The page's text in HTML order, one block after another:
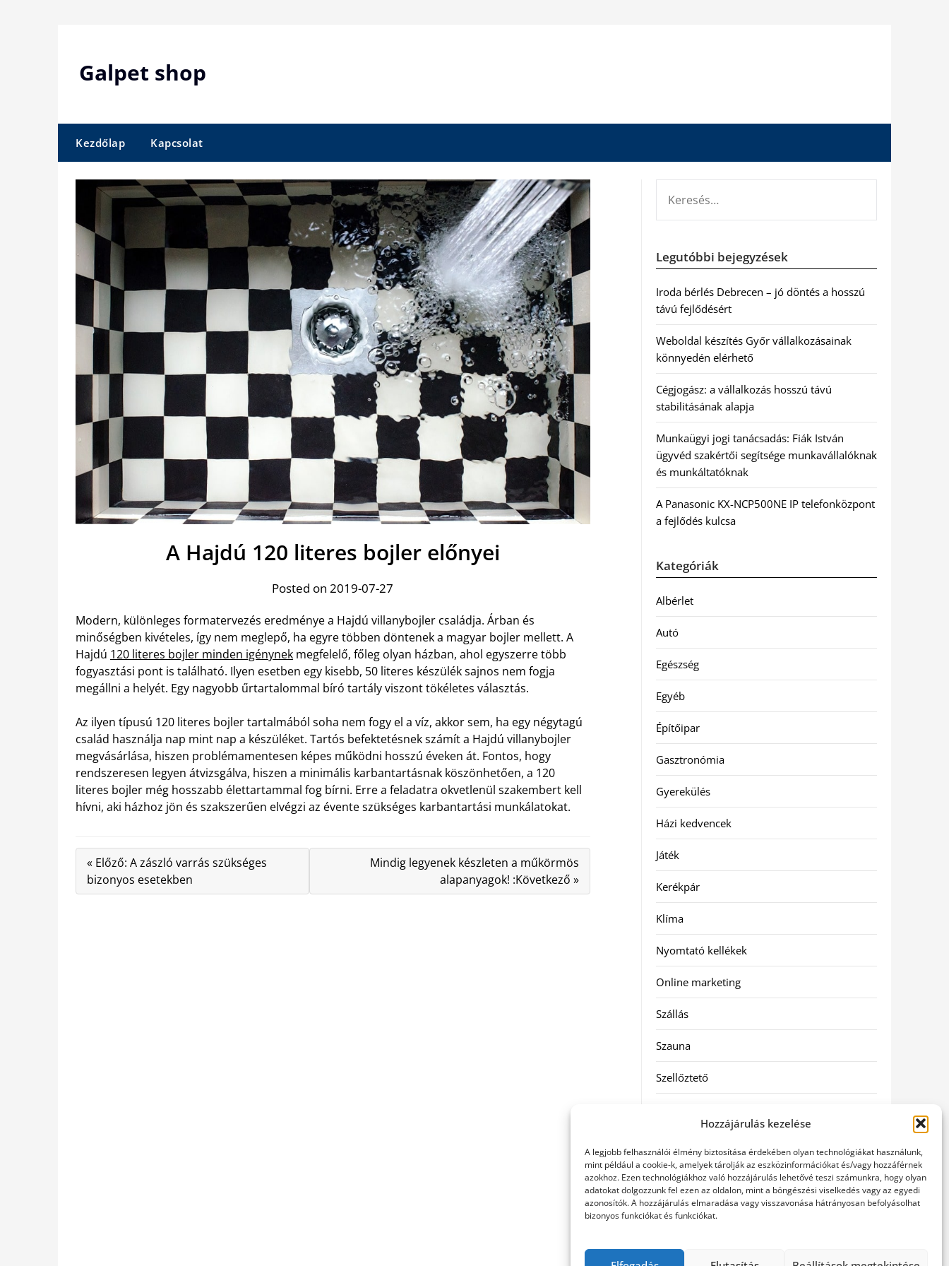
Hozzájárulás kezelése
A legjobb felhasználói élmény biztosítása érdekében olyan technológiákat használunk,
mint például a cookie-k, amelyek tárolják az eszközinformációkat és/vagy hozzáférnek
azokhoz. Ezen technológiákhoz való hozzájárulás lehetővé teszi számunkra, hogy olyan
adatokat dolgozzunk fel ezen az oldalon, mint a böngészési viselkedés vagy az egyedi
azonosítók. A hozzájárulás elmaradása vagy visszavonása hátrányosan befolyásolhat
bizonyos funkciókat és funkciókat.
Galpet shop
Kezdőlap Kapcsolat
A Hajdú 120 literes bojler előnyei
Posted on 2019-07-27
Modern, különleges formatervezés eredménye a Hajdú villanybojler családja. Árban és
minőségben kivételes, így nem meglepő, ha egyre többen döntenek a magyar bojler mellett. A
Hajdú 120 literes bojler minden igénynek megfelelő, főleg olyan házban, ahol egyszerre több
fogyasztási pont is található. Ilyen esetben egy kisebb, 50 literes készülék sajnos nem fogja
megállni a helyét. Egy nagyobb űrtartalommal bíró tartály viszont tökéletes választás.
Az ilyen típusú 120 literes bojler tartalmából soha nem fogy el a víz, akkor sem, ha egy négytagú
család használja nap mint nap a készüléket. Tartós befektetésnek számít a Hajdú villanybojler
megvásárlása, hiszen problémamentesen képes működni hosszú éveken át. Fontos, hogy
rendszeresen legyen átvizsgálva, hiszen a minimális karbantartásnak köszönhetően, a 120
literes bojler még hosszabb élettartammal fog bírni. Erre a feladatra okvetlenül szakembert kell
hívni, aki házhoz jön és szakszerűen elvégzi az évente szükséges karbantartási munkálatokat.
« Előző: A zászló varrás szükséges
bizonyos esetekben
Mindig legyenek készleten a műkörmös
alapanyagok! :Következő »
Legutóbbi bejegyzések
Iroda bérlés Debrecen – jó döntés a hosszú
távú fejlődésért
Weboldal készítés Győr vállalkozásainak
könnyedén elérhető
Cégjogász: a vállalkozás hosszú távú
stabilitásának alapja
Munkaügyi jogi tanácsadás: Fiák István
ügyvéd szakértői segítsége munkavállalóknak
és munkáltatóknak
A Panasonic KX-NCP500NE IP telefonközpont
a fejlődés kulcsa
Kategóriák
Albérlet
Autó
Egészség
Egyéb
Építőipar
Gasztronómia
Gyerekülés
Házi kedvencek
Játék
Kerékpár
Klíma
Nyomtató kellékek
Online marketing
Szállás
Szauna
Szellőztető
Utazás
Vásárlás